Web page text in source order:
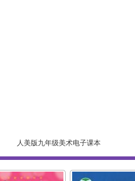
人美版九年级美术电子课本